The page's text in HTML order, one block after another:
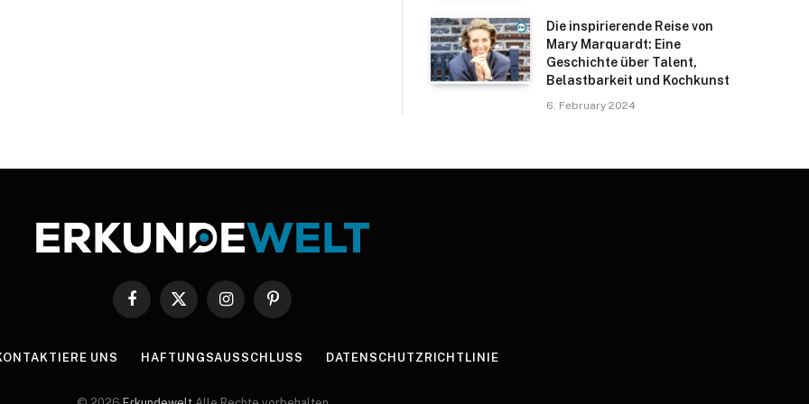
Die inspirierende Reise von
Mary Marquardt: Eine
Geschichte über Talent,
Belastbarkeit und Kochkunst
6. February 2024
Facebook
X
InstagramPinterest
UNS HAFTUNGSAUSSCHLUSS DATENSCHUTZRICHTLINIE